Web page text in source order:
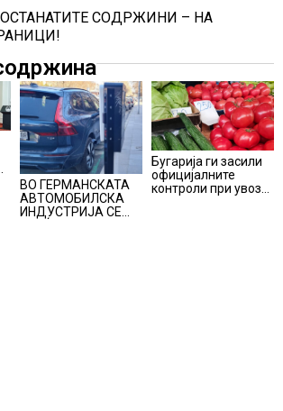
СОДРЖИНИ – НА
ВО ГЕРМАНСКАТА
АВТОМОБИЛСКА
ИНДУСТРИЈА СЕ
Бугарија ги засили
официјалните
контроли при увоз